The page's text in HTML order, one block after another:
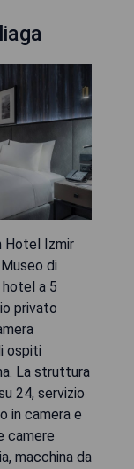
Hotel Izmir
di
a 5
privato
ospiti
La struttura
24, servizio
in camera e
camere
macchina da